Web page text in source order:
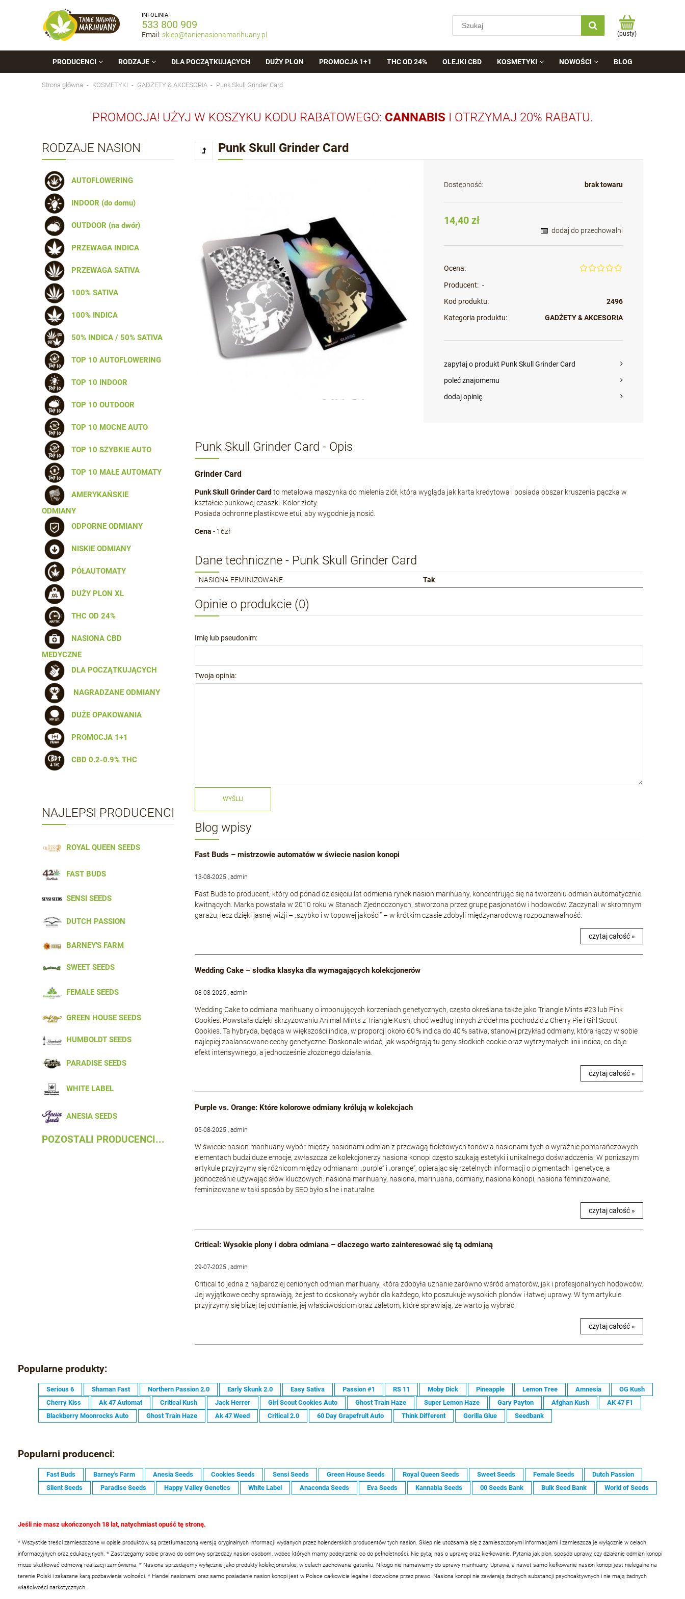
INFOLINIA:
533 800 909
Email: sklep@tanienasionamarihuany.pl (pusty)
PRODUCENCI RODZAJE DLA POCZĄTKUJĄCYCH DUŻY PLON PROMOCJA 1+1 THC OD 24% OLEJKI CBD KOSMETYKI NOWOŚCI BLOG
Strona główna KOSMETYKI GADŻETY & AKCESORIA Punk Skull Grinder Card
PROMOCJA! UŻYJ W KOSZYKU KODU RABATOWEGO: CANNABIS I OTRZYMAJ 20% RABATU.
RODZAJE NASION
AUTOFLOWERING
INDOOR (do domu)
OUTDOOR (na dwór)
PRZEWAGA INDICA
PRZEWAGA SATIVA
100% SATIVA
100% INDICA
50% INDICA / 50% SATIVA
TOP 10 AUTOFLOWERING
TOP 10 INDOOR
TOP 10 OUTDOOR
TOP 10 MOCNE AUTO
TOP 10 SZYBKIE AUTO
TOP 10 MAŁE AUTOMATY
AMERYKAŃSKIE
ODMIANY
ODPORNE ODMIANY
NISKIE ODMIANY
PÓŁAUTOMATY
DUŻY PLON XL
THC OD 24%
NASIONA CBD
MEDYCZNE
DLA POCZĄTKUJĄCYCH
NAGRADZANE ODMIANY
DUŻE OPAKOWANIA
PROMOCJA 1+1
CBD 0.2-0.9% THC
NAJLEPSI PRODUCENCI
ROYAL QUEEN SEEDS
FAST BUDS
SENSI SEEDS
DUTCH PASSION
BARNEY'S FARM
SWEET SEEDS
FEMALE SEEDS
GREEN HOUSE SEEDS
HUMBOLDT SEEDS
PARADISE SEEDS
WHITE LABEL
ANESIA SEEDS
POZOSTALI PRODUCENCI...
Punk Skull Grinder Card
Dostępność: brak towaru
14,40 zł
dodaj do przechowalni
Ocena:
Producent: -
Kod produktu:
2496
Kategoria produktu:
GADŻETY & AKCESORIA
zapytaj o produkt Punk Skull Grinder Card
poleć znajomemu
dodaj opinię
Punk Skull Grinder Card - Opis
Grinder Card
Punk Skull Grinder Card to metalowa maszynka do mielenia ziół, która wygląda jak karta kredytowa i posiada obszar kruszenia pączka w
kształcie punkowej czaszki. Kolor złoty.
Posiada ochronne plastikowe etui, aby wygodnie ją nosić.
Cena - 16zł
Dane techniczne - Punk Skull Grinder Card
NASIONA FEMINIZOWANE Tak
Opinie o produkcie (0)
Imię lub pseudonim:
Twoja opinia:
WYŚLIJ
Blog wpisy
Fast Buds – mistrzowie automatów w świecie nasion konopi
13-08-2025 , admin
Fast Buds to producent, który od ponad dziesięciu lat odmienia rynek nasion marihuany, koncentrując się na tworzeniu odmian automatycznie
kwitnących. Marka powstała w 2010 roku w Stanach Zjednoczonych, stworzona przez grupę pasjonatów i hodowców. Zaczynali w skromnym
garażu, lecz dzięki jasnej wizji – „szybko i w topowej jakości” – w krótkim czasie zdobyli międzynarodową rozpoznawalność.
czytaj całość »
Wedding Cake – słodka klasyka dla wymagających kolekcjonerów
08-08-2025 , admin
Wedding Cake to odmiana marihuany o imponujących korzeniach genetycznych, często określana także jako Triangle Mints #23 lub Pink
Cookies. Powstała dzięki skrzyżowaniu Animal Mints z Triangle Kush, choć według innych źródeł ma pochodzić z Cherry Pie i Girl Scout
Cookies. Ta hybryda, będąca w większości indica, w proporcji około 60 % indica do 40 % sativa, stanowi przykład odmiany, która łączy w sobie
najlepiej zbalansowane cechy genetyczne. Doskonale widać, jak współgrają tu geny słodkich cookie oraz wytrzymałych linii indica, co daje
efekt intensywnego, a jednocześnie złożonego działania.
czytaj całość »
Purple vs. Orange: Które kolorowe odmiany królują w kolekcjach
05-08-2025 , admin
W świecie nasion marihuany wybór między nasionami odmian z przewagą fioletowych tonów a nasionami tych o wyraźnie pomarańczowych
elementach budzi duże emocje, zwłaszcza że kolekcjonerzy nasiona konopi często szukają estetyki i unikalnego doświadczenia. W poniższym
artykule przyjrzymy się różnicom między odmianami „purple” i „orange”, opierając się rzetelnych informacji o pigmentach i genetyce, a
jednocześnie używając słów kluczowych: nasiona marihuany, nasiona, marihuana, odmiany, nasiona konopi, nasiona feminizowane,
feminizowane w taki sposób by SEO było silne i naturalne.
czytaj całość »
Critical: Wysokie plony i dobra odmiana – dlaczego warto zainteresować się tą odmianą
29-07-2025 , admin
Critical to jedna z najbardziej cenionych odmian marihuany, która zdobyła uznanie zarówno wśród amatorów, jak i profesjonalnych hodowców.
Jej wyjątkowe cechy sprawiają, że jest to doskonały wybór dla każdego, kto poszukuje wysokich plonów i łatwej uprawy. W tym artykule
przyjrzymy się bliżej tej odmianie, jej właściwościom oraz zaletom, które sprawiają, że warto ją wybrać.
czytaj całość »
Popularne produkty:
Serious 6 Shaman Fast Northern Passion 2.0 Early Skunk 2.0 Easy Sativa Passion #1 RS 11 Moby Dick Pineapple Lemon Tree Amnesia
OG Kush
Cherry Kiss
Ak 47 Automat Critical Kush Jack Herrer Girl Scout Cookies Auto Ghost Train Haze Super Lemon Haze Gary Payton Afghan Kush
AK 47 F1
Blackberry Moonrocks Auto
Ghost Train Haze Ak 47 Weed Critical 2.0 60 Day Grapefruit Auto Think Different Gorilla Glue Seedbank
Popularni producenci:
Fast Buds Barney's Farm Anesia Seeds Cookies Seeds Sensi Seeds Green House Seeds Royal Queen Seeds Sweet Seeds Female Seeds
Dutch Passion
Silent Seeds
Paradise Seeds Happy Valley Genetics White Label Anaconda Seeds Eva Seeds Kannabia Seeds 00 Seeds Bank Bulk Seed Bank World of Seeds
Jeśli nie masz ukończonych 18 lat, natychmiast opuść tę stronę.
* Wszystkie treści zamieszczone w opisie produktów, są przetłumaczoną wersją oryginalnych informacji wydanych przez holenderskich producentów tych nasion. Sklep nie utożsamia się z zamieszczonymi informacjami i zamieszcza je wyłącznie w celach
informacyjnych oraz edukacyjnych. * Zastrzegamy sobie prawo do odmowy sprzedaży nasion osobom, wobec których mamy podejrzenia co do pełnoletności. Nie pytaj nas o uprawę oraz kiełkowanie. Pytania jak plon, sposób uprawy, czy działanie odmian konopi
może skutkować odmową realizacji zamówienia. * Nasiona sprzedajemy wyłącznie jako produkty kolekcjonerskie, w celach zachowania gatunku. Nikogo nie namawiamy do uprawy marihuany. Uprawa, a nawet samo kiełkowanie nasion konopi jest nielegalne na
terenie Polski i zakazane karą pozbawienia wolności. * Handel nasionami oraz samo posiadanie nasion konopi jest w Polsce całkowicie legalne i dozwolone przez prawo. Nasiona konopi nie zawierają żadnych substancji psychoaktywnych i nie mają żadnych
właściwości narkotycznych.